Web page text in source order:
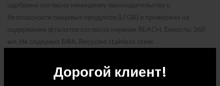
Дорогой клиент!
одобрено согласно немецкому законодательству о
безопасности пищевых продуктов (LFGB) и проверено на
содержание фталатов согласно нормам REACH. Емкость: 360
мл. Не содержит БФА. Recycled stainless steel.